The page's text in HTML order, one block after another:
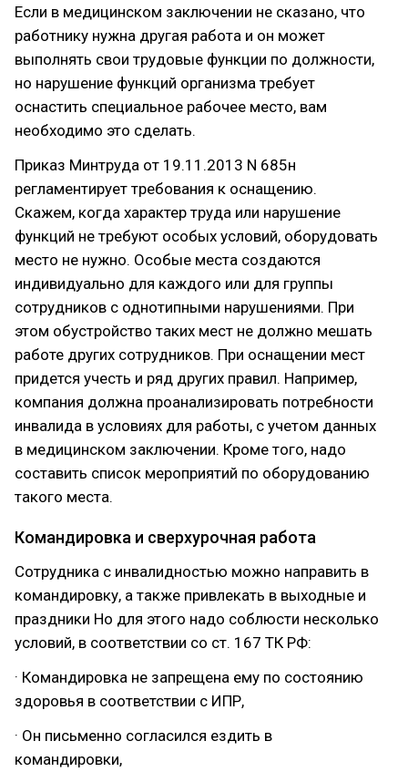
Если в медицинском заключении не сказано, что
работнику нужна другая работа и он может
выполнять свои трудовые функции по должности,
но нарушение функций организма требует
оснастить специальное рабочее место, вам
необходимо это сделать.
Приказ Минтруда от 19.11.2013 N 685н
регламентирует требования к оснащению.
Скажем, когда характер труда или нарушение
функций не требуют особых условий, оборудовать
место не нужно. Особые места создаются
индивидуально для каждого или для группы
сотрудников с однотипными нарушениями. При
этом обустройство таких мест не должно мешать
работе других сотрудников. При оснащении мест
придется учесть и ряд других правил. Например,
компания должна проанализировать потребности
инвалида в условиях для работы, с учетом данных
в медицинском заключении. Кроме того, надо
составить список мероприятий по оборудованию
такого места.
Командировка и сверхурочная работа
Сотрудника с инвалидностью можно направить в
командировку, а также привлекать в выходные и
праздники Но для этого надо соблюсти несколько
условий, в соответствии со ст. 167 ТК РФ:
· Командировка не запрещена ему по состоянию
здоровья в соответствии с ИПР,
· Он письменно согласился ездить в
командировки,